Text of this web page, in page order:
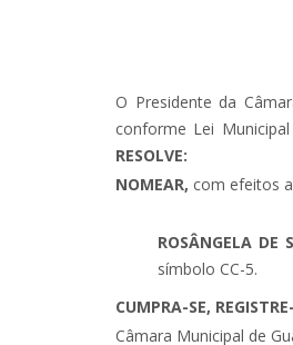
O Presidente da
conforme Lei
RESOLVE:
NOMEAR, com efeitos
ROSÂNGELA DE
símbolo CC-5.
CUMPRA-SE,
Câmara Municipal de